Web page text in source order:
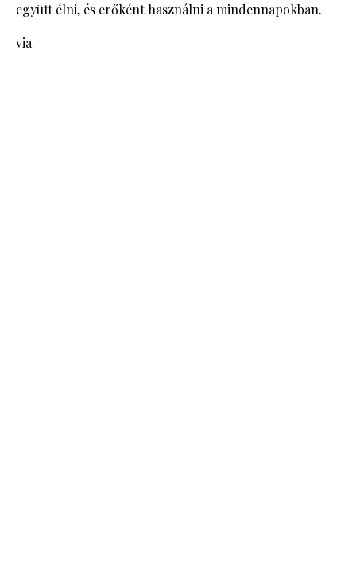
együtt élni, és erőként használni a mindennapokban.
via